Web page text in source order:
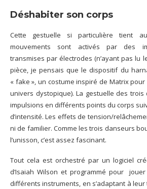
Déshabiter son corps
Cette gestuelle si particulière tient
mouvements sont activés par des
transmises par électrodes (n’ayant pas lu
pièce, je pensais que le dispositif du
« fake », un costume inspiré de Matrix
univers dystopique). La gestuelle des
impulsions en différents points du corps
d’intensité. Les effets de tension/
ni de familier. Comme les trois danseurs
l’unisson, c’est assez fascinant.
Tout cela est orchestré par un logiciel
d’Isaiah Wilson et programmé pour
différents instruments, en s’adaptant à